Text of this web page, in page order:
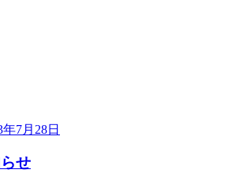
年7月28日
せ